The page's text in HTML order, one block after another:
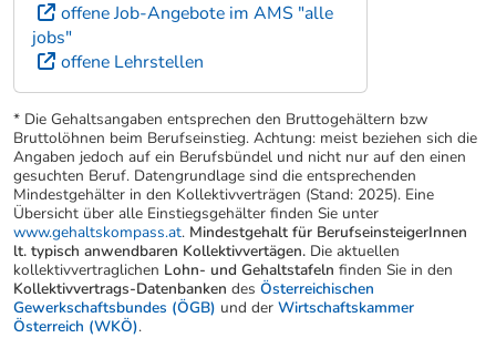
offene Job-Angebote im AMS "alle
jobs"
offene Lehrstellen
* Die Gehaltsangaben entsprechen den Bruttogehältern bzw
Bruttolöhnen beim Berufseinstieg. Achtung: meist beziehen sich die
Angaben jedoch auf ein Berufsbündel und nicht nur auf den einen
gesuchten Beruf. Datengrundlage sind die entsprechenden
Mindestgehälter in den Kollektivverträgen (Stand: 2025). Eine
Übersicht über alle Einstiegsgehälter finden Sie unter
www.gehaltskompass.at. Mindestgehalt für BerufseinsteigerInnen
lt. typisch anwendbaren Kollektivvertägen. Die aktuellen
kollektivvertraglichen Lohn- und Gehaltstafeln finden Sie in den
Kollektivvertrags-Datenbanken des Österreichischen
Gewerkschaftsbundes (ÖGB) und der Wirtschaftskammer
Österreich (WKÖ).